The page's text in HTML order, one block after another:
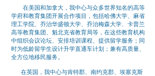
在美国和加拿大，我中心与众多世界知名的高等
学府和教育集团开展合作项目，包括哈佛大学、麻省
理工学院、乔治华盛顿大学、乔治梅森大学、卡普兰
高等教育集团、魁北克省教育局等，在这些教育机构
中组织会议论坛、安排培训课程、提供留学服务；同
时为低龄留学生设计升学直通车计划；兼有高质量、
全方位地移民服务。
在英国，我中心与肯特郡、南约克郡、埃塞克斯